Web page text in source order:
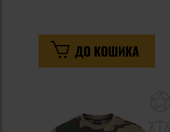
ДО КОШИКА